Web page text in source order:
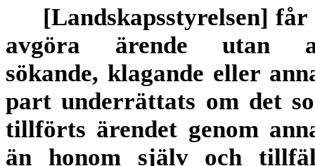
[Landskapsstyrelsen] får
avgöra ärende utan
sökande, klagande eller
part underrättats om det
tillförts ärendet genom
än honom själv och